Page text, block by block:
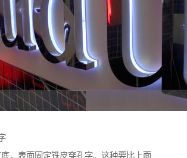
，表面固定铁皮穿孔字。这种要比上面